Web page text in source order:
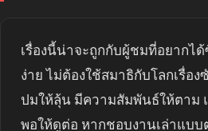
เรื่องนี้น่าจะถูกกับผู้ชมที่อยากไ
ง่าย ไม่ต้องใช้สมาธิกับโลกเรื่อ
ปมให้ลุ้น มีความสัมพันธ์ให้ตาม
พอให้ดูต่อ หากชอบงานเล่าแบบ